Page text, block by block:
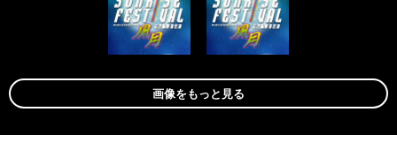
画像をもっと見る